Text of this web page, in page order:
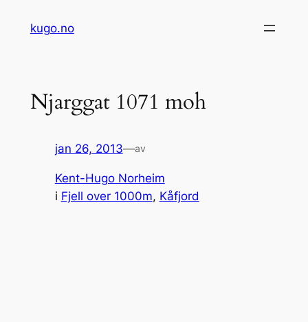
kugo.no
Njarggat 1071 moh
jan 26, 2013—av
Kent-Hugo Norheim
i Fjell over 1000m, Kåfjord